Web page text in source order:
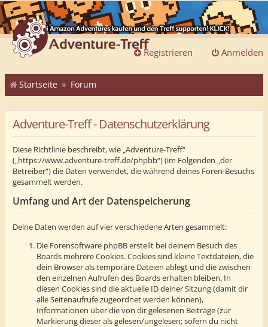
Anmelden
Registrieren
Startseite Forum
Adventure-Treff - Datenschutzerklärung
Diese Richtlinie beschreibt, wie „Adventure-Treff“
(„https://www.adventure-treff.de/phpbb“) (im Folgenden „der
Betreiber“) die Daten verwendet, die während deines Foren-Besuchs
gesammelt werden.
Umfang und Art der Datenspeicherung
Deine Daten werden auf vier verschiedene Arten gesammelt:
Die Forensoftware phpBB erstellt bei deinem Besuch des
Boards mehrere Cookies. Cookies sind kleine Textdateien, die
dein Browser als temporäre Dateien ablegt und die zwischen
den einzelnen Aufrufen des Boards erhalten bleiben. In
diesen Cookies sind die aktuelle ID deiner Sitzung (damit dir
alle Seitenaufrufe zugeordnet werden können),
Informationen über die von dir gelesenen Beiträge (zur
Markierung dieser als gelesen/ungelesen; sofern du nicht